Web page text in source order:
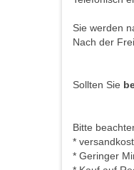
Sie werden
Nach der
Sollten Sie
Bitte
*
* Geringer